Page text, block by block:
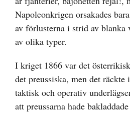
Napoleonkrigen orsakades
av förlusterna i strid av blanka
av olika typer.
I kriget 1866 var det
det preussiska, men det
taktisk och operativ
att preussarna hade